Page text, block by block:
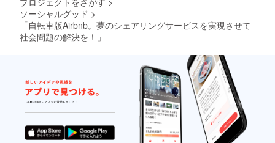
ソーシャルグッド >
「自転車版Airbnb。夢のシェアリングサービスを実現させて
社会問題の解決を！」